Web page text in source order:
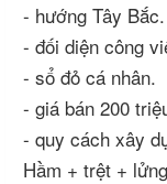
- hướng Tây Bắc.
- đối diện công
- sổ đỏ cá nhân.
- giá bán 200
- quy cách xây
Hầm + trệt +